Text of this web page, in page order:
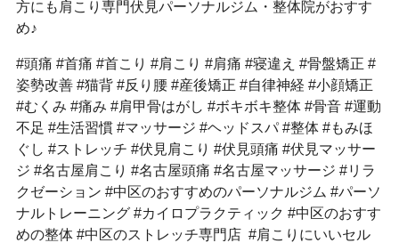
方にも肩こり専門伏見パーソナルジム・整体院がおすす
め♪
#頭痛 #首痛 #首こり #肩こり #肩痛 #寝違え #骨盤矯正 #
姿勢改善 #猫背 #反り腰 #産後矯正 #自律神経 #小顔矯正
#むくみ #痛み #肩甲骨はがし #ボキボキ整体 #骨音 #運動
不足 #生活習慣 #マッサージ #ヘッドスパ #整体 #もみほ
ぐし #ストレッチ #伏見肩こり #伏見頭痛 #伏見マッサー
ジ #名古屋肩こり #名古屋頭痛 #名古屋マッサージ #リラ
クゼーション #中区のおすすめのパーソナルジム #パーソ
ナルトレーニング #カイロプラクティック #中区のおすす
めの整体 #中区のストレッチ専門店 #肩こりにいいセル